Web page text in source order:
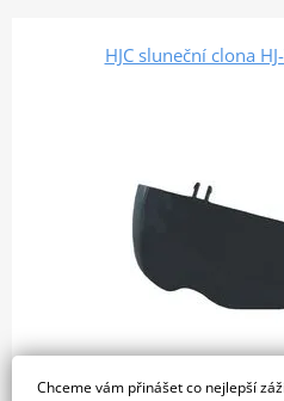
HJC sluneční clona
Chceme vám přinášet co nejlepší